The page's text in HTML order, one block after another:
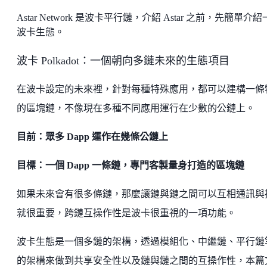
Astar Network 是波卡平行鏈，介紹 Astar 之前，先簡單介紹
波卡生態。
波卡 Polkadot：一個朝向多鏈未來的生態項目
在波卡設定的未來裡，針對每種特殊應用，都可以建構一條
的區塊鏈，不像現在多種不同應用運行在少數的公鏈上。
目前：眾多 Dapp 運作在幾條公鏈上
目標：一個 Dapp 一條鏈，專門客製量身打造的區塊鏈
如果未來會有很多條鏈，那麼讓鏈與鏈之間可以互相通訊與
就很重要，跨鏈互操作性是波卡很重視的一項功能。
波卡生態是一個多鏈的架構，透過模組化、中繼鏈、平行鏈
的架構來做到共享安全性以及鏈與鏈之間的互操作性，本篇